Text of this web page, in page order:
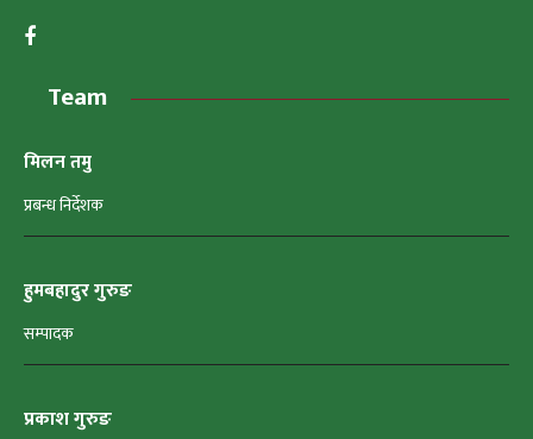
Team
मिलन तमु
प्रबन्ध निर्देशक
हुमबहादुर गुरुङ
सम्पादक
प्रकाश गुरुङ